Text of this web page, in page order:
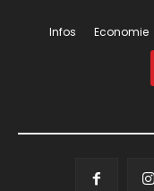
Infos Economie